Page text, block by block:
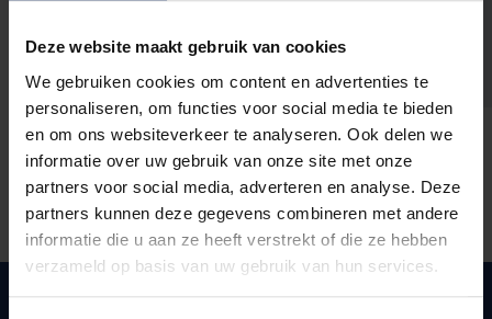
Deze website maakt gebruik van cookies
We gebruiken cookies om content en advertenties te
personaliseren, om functies voor social media te bieden
en om ons websiteverkeer te analyseren. Ook delen we
informatie over uw gebruik van onze site met onze
partners voor social media, adverteren en analyse. Deze
partners kunnen deze gegevens combineren met andere
informatie die u aan ze heeft verstrekt of die ze hebben
verzameld op basis van uw gebruik van hun services.